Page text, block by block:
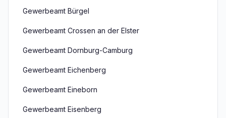
Gewerbeamt Bürgel
Gewerbeamt Crossen an der Elster
Gewerbeamt Dornburg-Camburg
Gewerbeamt Eichenberg
Gewerbeamt Eineborn
Gewerbeamt Eisenberg